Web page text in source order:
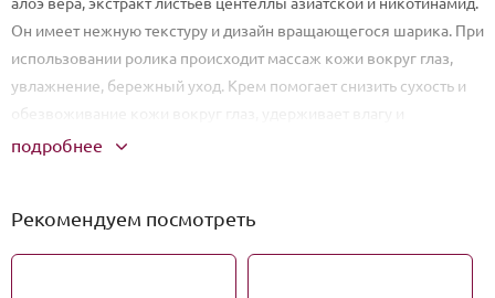
Он имеет нежную текстуру и дизайн вращающегося шарика. При
использовании ролика происходит массаж кожи вокруг глаз,
увлажнение, бережный уход. Крем помогает снизить сухость и
обезвоживание кожи вокруг глаз, удерживает влагу и
омолаживает кожу, делая ее мягкой и гладкой.
на веко, аккуратно помассируйте от внутреннего угла глаза к
подробнее
Рекомендуем посмотреть